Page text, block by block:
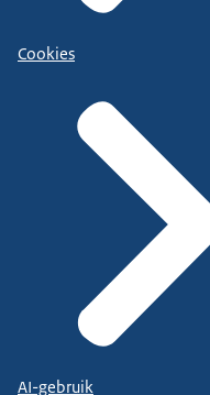
Cookies
AI-gebruik